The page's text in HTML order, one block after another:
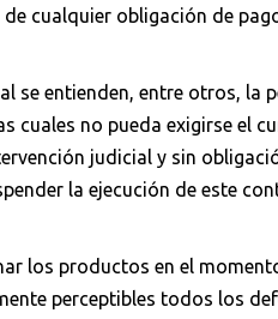
cualquier obligación de
se entienden, entre otros,
cuales no pueda exigirse el
judicial y sin
la ejecución de este
los productos en el
perceptibles todos los